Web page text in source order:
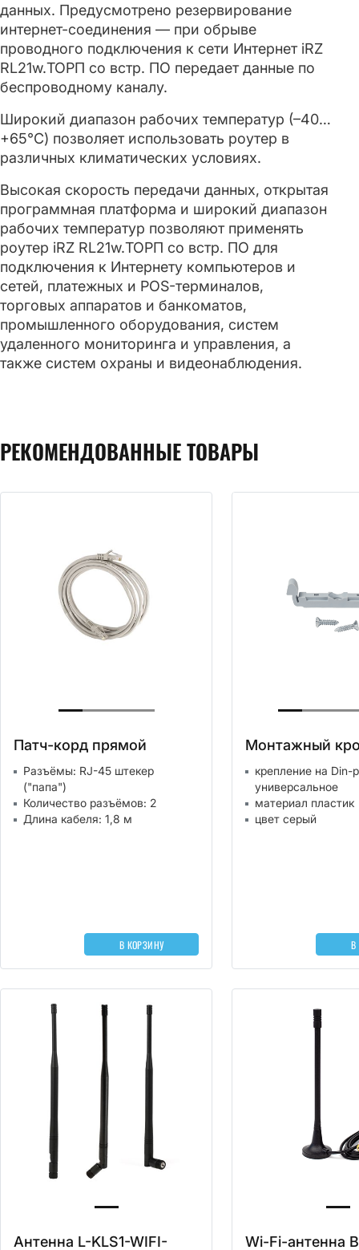
данных. Предусмотрено резервирование
интернет-соединения — при обрыве
проводного подключения к сети Интернет iRZ
RL21w.ТОРП со встр. ПО передает данные по
беспроводному каналу.
Широкий диапазон рабочих температур (–40…
+65°C) позволяет использовать роутер в
различных климатических условиях.
Высокая скорость передачи данных, открытая
программная платформа и широкий диапазон
рабочих температур позволяют применять
роутер iRZ RL21w.ТОРП со встр. ПО для
подключения к Интернету компьютеров и
сетей, платежных и POS-терминалов,
торговых аппаратов и банкоматов,
промышленного оборудования, систем
удаленного мониторинга и управления, а
также систем охраны и видеонаблюдения.
РЕКОМЕНДОВАННЫЕ ТОВАРЫ
Патч-корд прямой
Разъёмы: RJ-45 штекер
("папа")
Количество разъёмов: 2
Длина кабеля: 1,8 м
В КОРЗИНУ
Монтажный
крепление на Din-
универсальное
материал пластик
цвет серый
В
Антенна L-KLS1-WIFI-
Wi-Fi-антенна